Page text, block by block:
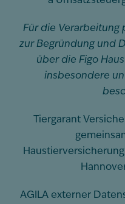
Für die Verarbeitung
zur Begründung und
über die Figo
insbesondere
Tiergarant
AGILA externer